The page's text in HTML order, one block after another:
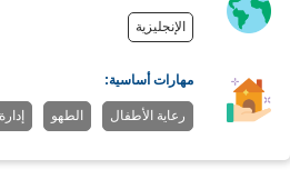
الإنجليزية
مهارات أساسية:
رعاية الأطفال الطهو